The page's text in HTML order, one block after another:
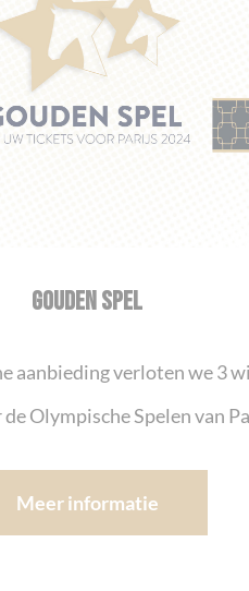
GOUDEN SPEL
aanbieding verloten we 3
Olympische Spelen van
Meer informatie